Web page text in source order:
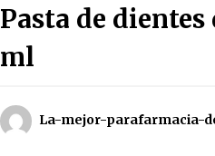
fácil para
homeopáticos
4 años atrás
Pasta de
ml
La-mejor-parafarmacia-